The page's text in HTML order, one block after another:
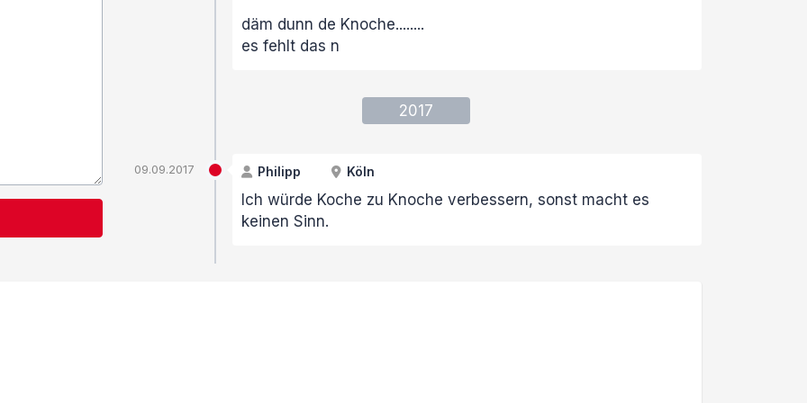
däm dunn de Knoche........
es fehlt das n
2017
09.09.2017 Philipp Köln
Ich würde Koche zu Knoche verbessern, sonst macht es
keinen Sinn.